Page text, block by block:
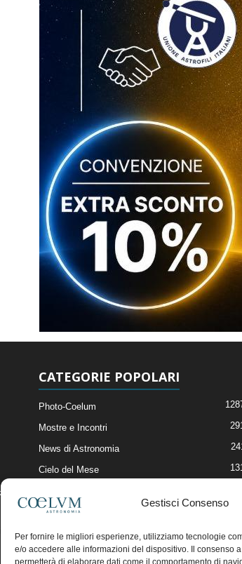
Gestisci Consenso
Per fornire le migliori esperienze, utilizziamo tecnologie
e/o accedere alle informazioni del dispositivo. Il consenso
permetterà di elaborare dati come il comportamento di
CATEGORIE POPOLARI
Photo-Coelum
Mostre e Incontri
News di Astronomia
Cielo del Mese
Articoli e Risorse On-Line
Il Blog della Redazione